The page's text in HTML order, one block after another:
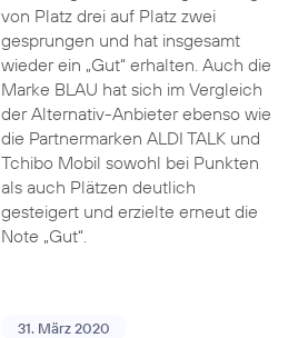
von Platz drei auf Platz zwei
gesprungen und hat insgesamt
wieder ein „Gut“ erhalten. Auch die
Marke BLAU hat sich im Vergleich
der Alternativ-Anbieter ebenso wie
die Partnermarken ALDI TALK und
Tchibo Mobil sowohl bei Punkten
als auch Plätzen deutlich
gesteigert und erzielte erneut die
Note „Gut“.
31. März 2020